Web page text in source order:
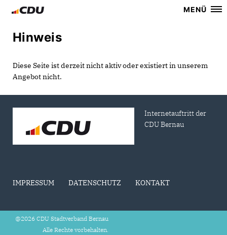
MENÜ
Hinweis
Diese Seite ist derzeit nicht aktiv oder existiert in unserem
Angebot nicht.
Internetauftritt der
CDU Bernau
IMPRESSUM DATENSCHUTZ KONTAKT
@2026 CDU Stadtverband Bernau
Alle Rechte vorbehalten.